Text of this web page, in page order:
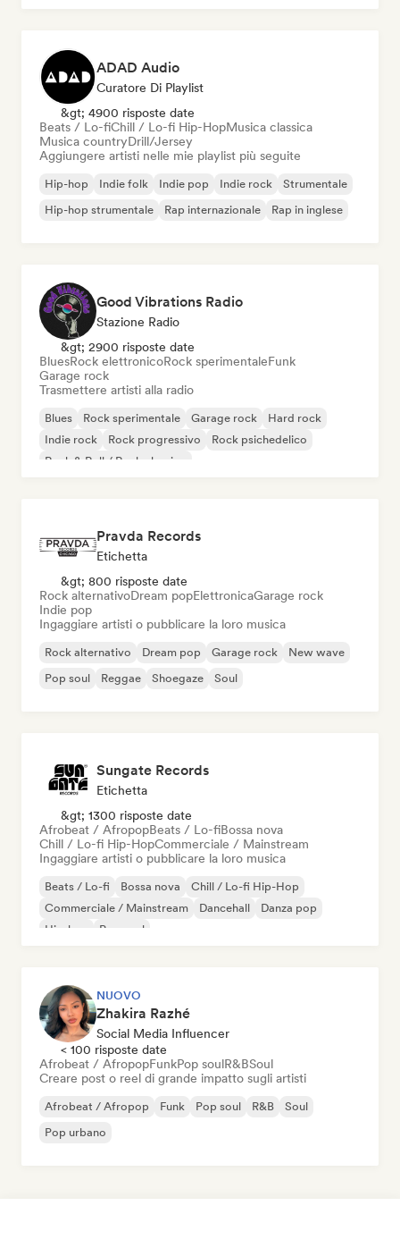
ADAD Audio
Curatore Di Playlist
&gt; 4900 risposte date
Beats / Lo-fiChill / Lo-fi Hip-HopMusica classica
Musica countryDrill/Jersey
Aggiungere artisti nelle mie playlist più seguite
Hip-hop Indie folk Indie pop Indie rock
Strumentale
Hip-hop strumentale
Rap internazionale Rap in inglese
Good Vibrations Radio
Stazione Radio
&gt; 2900 risposte date
BluesRock elettronicoRock sperimentaleFunk
Garage rock
Trasmettere artisti alla radio
Blues Rock sperimentale Garage rock
Hard rock
Indie rock
Rock progressivo
Rock psichedelico
Rock & Roll / Rock classico
Pravda Records
Etichetta
&gt; 800 risposte date
Rock alternativoDream popElettronicaGarage rock
Indie pop
Ingaggiare artisti o pubblicare la loro musica
Rock alternativo Dream pop Garage rock
New wave
Pop soul
Reggae Shoegaze Soul
Sungate Records
Etichetta
&gt; 1300 risposte date
Afrobeat / AfropopBeats / Lo-fiBossa nova
Chill / Lo-fi Hip-HopCommerciale / Mainstream
Ingaggiare artisti o pubblicare la loro musica
Beats / Lo-fi Bossa nova
Chill / Lo-fi Hip-Hop
Commerciale / Mainstream
Dancehall
Danza pop
Hip-hop
Pop soul
NUOVO
Zhakira Razhé
Social Media Influencer
< 100 risposte date
Afrobeat / AfropopFunkPop soulR&BSoul
Creare post o reel di grande impatto sugli artisti
Afrobeat / Afropop Funk Pop soul R&B
Soul
Pop urbano